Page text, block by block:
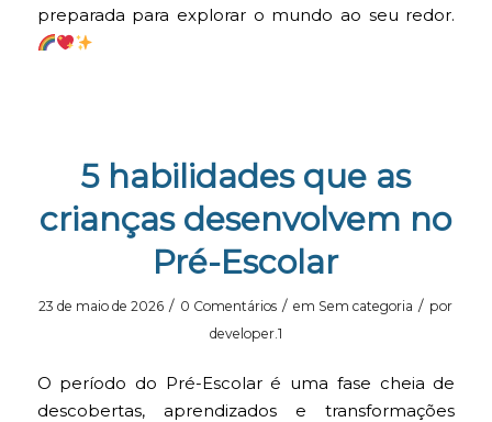
preparada para explorar o mundo ao seu redor.
5 habilidades que as
crianças desenvolvem no
Pré-Escolar
23 de maio de 2026 / 0 Comentários / em Sem categoria / por
developer.1
O período do Pré-Escolar é uma fase cheia de
descobertas, aprendizados e transformações